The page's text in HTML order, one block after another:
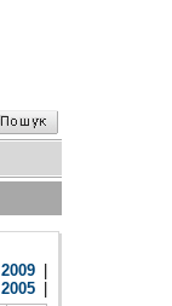
2009
2005